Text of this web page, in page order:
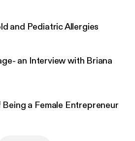
and Pediatric Allergies
an Interview with Briana
a Female Entrepreneur